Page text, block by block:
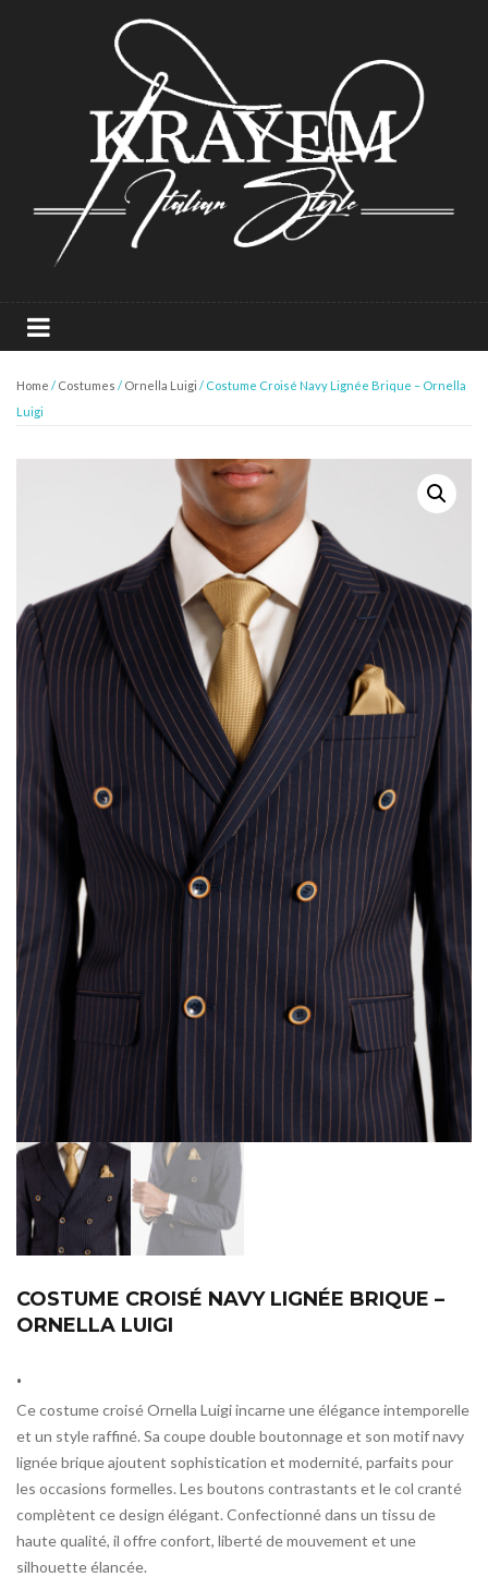
Home / Costumes / Ornella Luigi / Costume Croisé Navy Lignée Brique – Ornella
Luigi
COSTUME CROISÉ NAVY LIGNÉE BRIQUE –
ORNELLA LUIGI
.
Ce costume croisé Ornella Luigi incarne une élégance intemporelle
et un style raffiné. Sa coupe double boutonnage et son motif navy
lignée brique ajoutent sophistication et modernité, parfaits pour
les occasions formelles. Les boutons contrastants et le col cranté
complètent ce design élégant. Confectionné dans un tissu de
haute qualité, il offre confort, liberté de mouvement et une
silhouette élancée.